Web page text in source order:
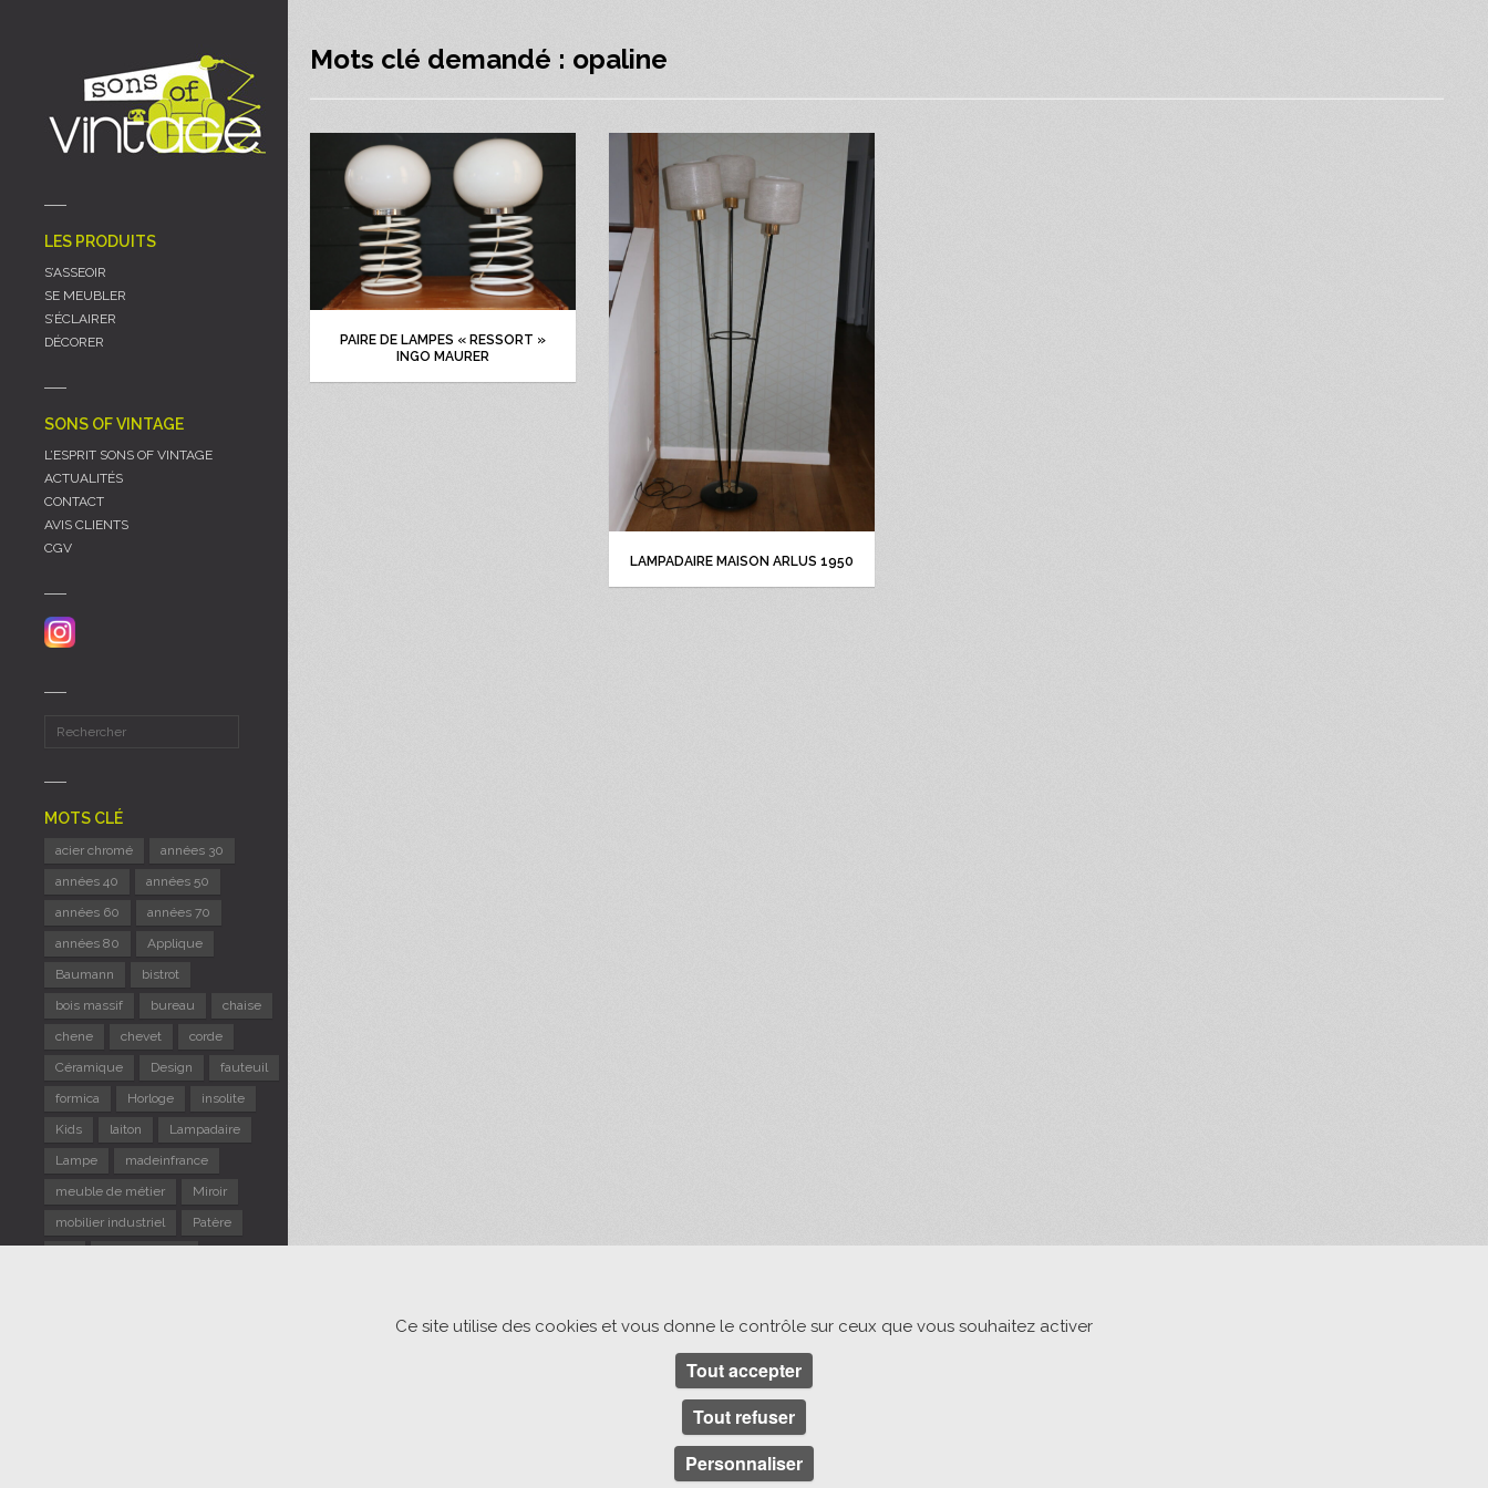
LES PRODUITS
S’ASSEOIR
SE MEUBLER
S’ÉCLAIRER
DÉCORER
SONS OF VINTAGE
L’ESPRIT SONS OF VINTAGE
ACTUALITÉS
CONTACT
AVIS CLIENTS
CGV
MOTS CLÉ
acier chromé
années 30
années 40
années 50
années 60
années 70
années 80
Applique
Baumann
bistrot
bois massif
bureau
chaise
chene
chevet
corde
Céramique
Design
fauteuil
formica
Horloge
insolite
Kids
laiton
Lampadaire
Lampe
madeinfrance
meuble de métier
Miroir
mobilier industriel
Patère
Mots clé demandé : opaline
PAIRE DE LAMPES « RESSORT »
INGO MAURER
LAMPADAIRE MAISON ARLUS 1950
Ce site utilise des cookies et vous donne le contrôle sur ceux que vous souhaitez activer
Tout accepter
Tout refuser
Personnaliser